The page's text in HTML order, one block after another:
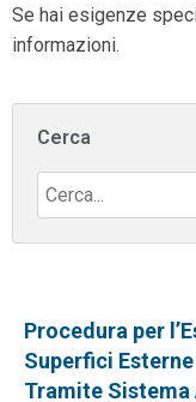
Se hai esigenze
informazioni.
Cerca
Procedura per
Superfici
Tramite